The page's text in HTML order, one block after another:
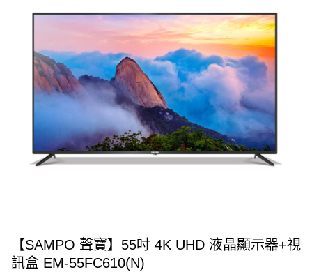
【SAMPO 聲寶】55吋 4K UHD 液晶顯示器+視
訊盒 EM-55FC610(N)